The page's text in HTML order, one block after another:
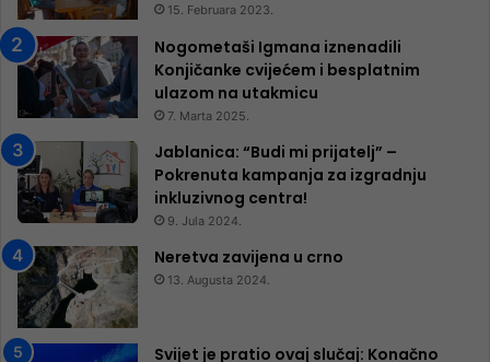
15. Februara 2023.
Nogometaši Igmana iznenadili
Konjičanke cvijećem i besplatnim
ulazom na utakmicu
7. Marta 2025.
Jablanica: “Budi mi prijatelj” –
Pokrenuta kampanja za izgradnju
inkluzivnog centra!
9. Jula 2024.
Neretva zavijena u crno
13. Augusta 2024.
Svijet je pratio ovaj slučaj: Konačno